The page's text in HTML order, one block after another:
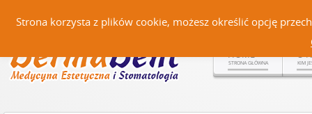
HOME
STRONA GŁÓWNA
O
KIM
Strona korzysta z plików cookie, możesz określić opcję